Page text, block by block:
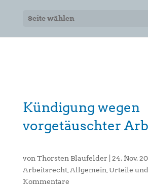
Seite wählen
Kündigung wegen
vorgetäuschter
von Thorsten Blaufelder 24. Nov.
Arbeitsrecht, Allgemein Urteile
Kommentare